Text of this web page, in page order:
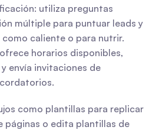
utiliza preguntas
múltiple para puntuar leads y
caliente o para nutrir.
horarios disponibles,
envía invitaciones de
como plantillas para replicar
páginas o edita plantillas de